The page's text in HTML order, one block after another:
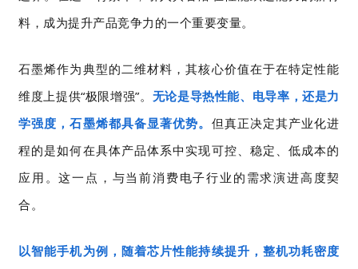
料，成为提升产品竞争力的一个重要变量。
石墨烯作为典型的二维材料，其核心价值在于在特定性能
维度上提供“极限增强”。 无论是导热性能、电导率，还是力
学强度，石墨烯都具备显著优势。 但真正决定其产业化进
程的是如何在具体产品体系中实现可控、稳定、低成本的
应用。这一点，与当前消费电子行业的需求演进高度契
合。
以智能手机为例，随着芯片性能持续提升，整机功耗密度